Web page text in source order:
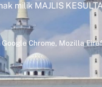
milik MAJLIS
Chrome, Mozilla